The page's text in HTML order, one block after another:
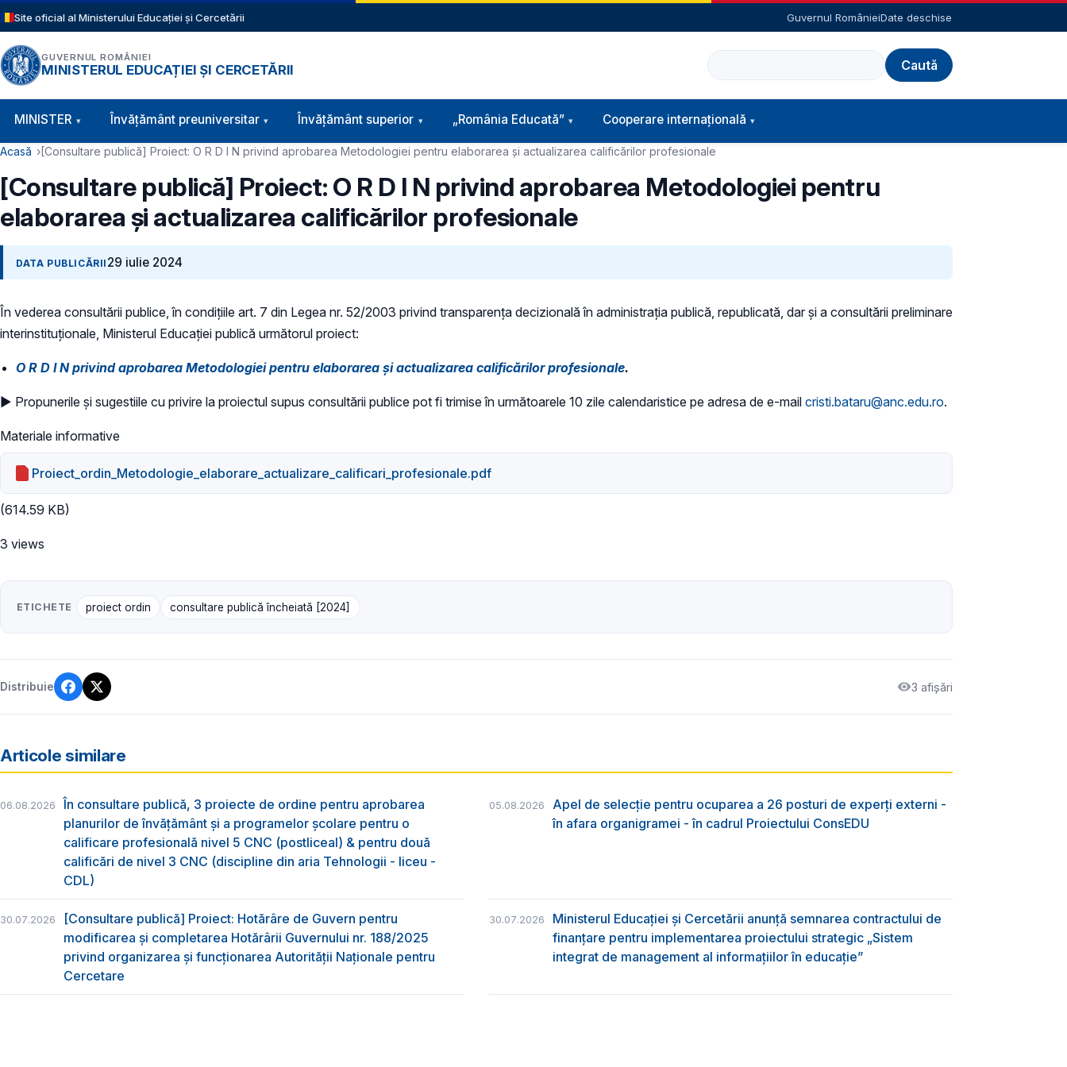
Sari la conținutul principal
Site oficial al Ministerului Educației și Cercetării Guvernul RomânieiDate deschise
GUVERNUL ROMÂNIEI
MINISTERUL EDUCAȚIEI ȘI CERCETĂRII
Caută
Navigație principală
MINISTER Învăţământ preuniversitar Învățământ superior „România Educată” Cooperare internațională
Cale de navigare
Acasă [Consultare publică] Proiect: O R D I N privind aprobarea Metodologiei pentru elaborarea și actualizarea calificărilor profesionale
[Consultare publică] Proiect: O R D I N privind aprobarea Metodologiei pentru
elaborarea și actualizarea calificărilor profesionale
DATA PUBLICĂRII 29 iulie 2024
În vederea consultării publice, în condiţiile art. 7 din Legea nr. 52/2003 privind transparenţa decizională în administraţia publică, republicată, dar și a consultării preliminare
interinstituționale, Ministerul Educaţiei publică următorul proiect:
O R D I N privind aprobarea Metodologiei pentru elaborarea și actualizarea calificărilor profesionale.
► Propunerile și sugestiile cu privire la proiectul supus consultării publice pot fi trimise în următoarele 10 zile calendaristice pe adresa de e-mail cristi.bataru@anc.edu.ro.
Materiale informative
Proiect_ordin_Metodologie_elaborare_actualizare_calificari_profesionale.pdf
(614.59 KB)
3 views
ETICHETE proiect ordin consultare publică încheiată [2024]
Distribuie 3 afișări
Articole similare
06.08.2026
În consultare publică, 3 proiecte de ordine pentru aprobarea
planurilor de învățământ și a programelor școlare pentru o
calificare profesională nivel 5 CNC (postliceal) & pentru două
calificări de nivel 3 CNC (discipline din aria Tehnologii - liceu -
CDL)
05.08.2026
Apel de selecție pentru ocuparea a 26 posturi de experți externi -
în afara organigramei - în cadrul Proiectului ConsEDU
30.07.2026
[Consultare publică] Proiect: Hotărâre de Guvern pentru
modificarea și completarea Hotărârii Guvernului nr. 188/2025
privind organizarea şi funcţionarea Autorităţii Naţionale pentru
Cercetare
30.07.2026
Ministerul Educației și Cercetării anunță semnarea contractului de
finanțare pentru implementarea proiectului strategic „Sistem
integrat de management al informațiilor în educație”